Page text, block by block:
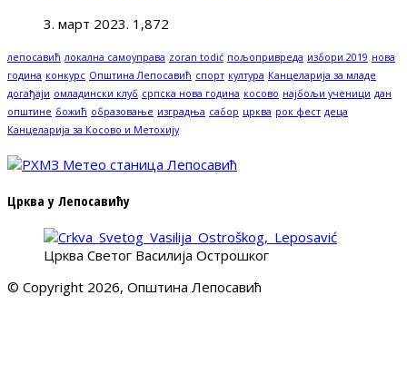
3. март 2023. 1,872
лепосавић локална самоуправа zoran todić пољопривреда избори 2019 нова
година конкурс Општина Лепосавић спорт култура Канцеларија за младе
догађаји омладински клуб српска нова година косово најбољи ученици дан
општине божић образовање изградња сабор црква рок фест деца
Канцеларија за Косово и Метохију
Црква у Лепосавићу
Црква Светог Василија Острошког
© Copyright 2026, Општина Лепосавић